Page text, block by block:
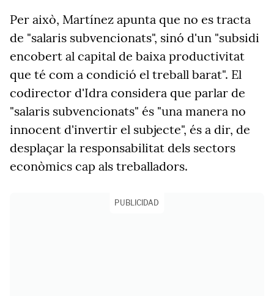
Per això, Martínez apunta que no es tracta
de "salaris subvencionats", sinó d'un "subsidi
encobert al capital de baixa productivitat
que té com a condició el treball barat". El
codirector d'Idra considera que parlar de
"salaris subvencionats" és "una manera no
innocent d'invertir el subjecte", és a dir, de
desplaçar la responsabilitat dels sectors
econòmics cap als treballadors.
PUBLICIDAD